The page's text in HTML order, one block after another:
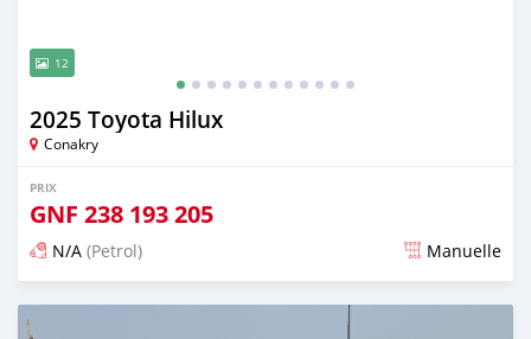
12
2025 Toyota Hilux
Conakry
PRIX
GNF 238 193 205
N/A (Petrol) Manuelle
Publié il y a 6 mois